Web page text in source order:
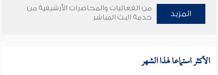
المزيد
من الفعاليات والمحاضرات الأرشيفية من
خدمة البث المباشر
الأكثر استماعا لهذا الشهر